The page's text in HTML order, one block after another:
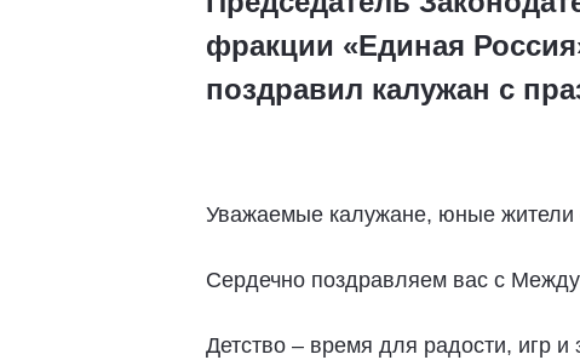
фракции «Единая
поздравил калужан с
Уважаемые калужане, юные жители
Сердечно поздравляем вас с
Детство – время для радости, игр